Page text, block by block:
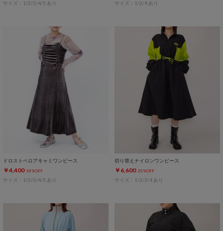
サイズ：1/2/3/4/5 あり サイズ：1/2/4 あり
ドロストベロアキャミワンピース
￥4,400 50%OFF
サイズ：1/2/3/4/5 あり
切り替えナイロンワンピース
￥6,600 25%OFF
サイズ：1/2/3/4 あり